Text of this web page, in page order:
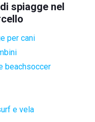
spiagge nel
per cani
beachsoccer
e vela